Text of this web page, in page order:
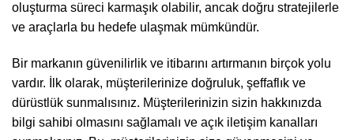
oluşturma süreci karmaşık olabilir, ancak doğru stratejilerle
ve araçlarla bu hedefe ulaşmak mümkündür.
Bir markanın güvenilirlik ve itibarını artırmanın birçok yolu
vardır. İlk olarak, müşterilerinize doğruluk, şeffaflık ve
dürüstlük sunmalısınız. Müşterilerinizin sizin hakkınızda
bilgi sahibi olmasını sağlamalı ve açık iletişim kanalları